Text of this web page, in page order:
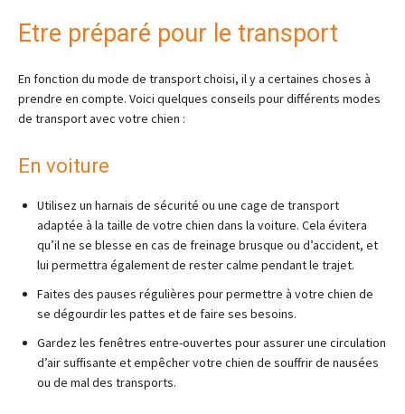
Etre préparé pour le transport
En fonction du mode de transport choisi, il y a certaines choses à
prendre en compte. Voici quelques conseils pour différents modes
de transport avec votre chien :
En voiture
Utilisez un harnais de sécurité ou une cage de transport
adaptée à la taille de votre chien dans la voiture. Cela évitera
qu’il ne se blesse en cas de freinage brusque ou d’accident, et
lui permettra également de rester calme pendant le trajet.
Faites des pauses régulières pour permettre à votre chien de
se dégourdir les pattes et de faire ses besoins.
Gardez les fenêtres entre-ouvertes pour assurer une circulation
d’air suffisante et empêcher votre chien de souffrir de nausées
ou de mal des transports.